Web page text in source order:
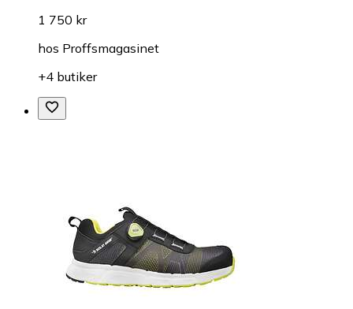
1 750 kr
hos Proffsmagasinet
+4 butiker